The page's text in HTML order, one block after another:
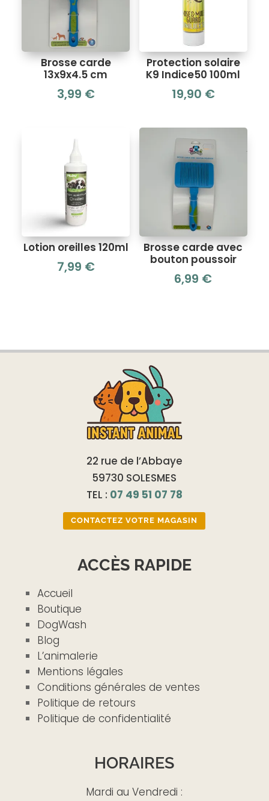
Brosse carde
13x9x4.5 cm
3,99 €
Protection solaire
K9 Indice50 100ml
19,90 €
Lotion oreilles 120ml
7,99 €
Brosse carde avec
bouton poussoir
6,99 €
22 rue de l’Abbaye
59730 SOLESMES
TEL : 07 49 51 07 78
CONTACTEZ VOTRE MAGASIN
ACCÈS RAPIDE
Accueil
Boutique
DogWash
Blog
L’animalerie
Mentions légales
Conditions générales de ventes
Politique de retours
Politique de confidentialité
HORAIRES
Mardi au Vendredi :